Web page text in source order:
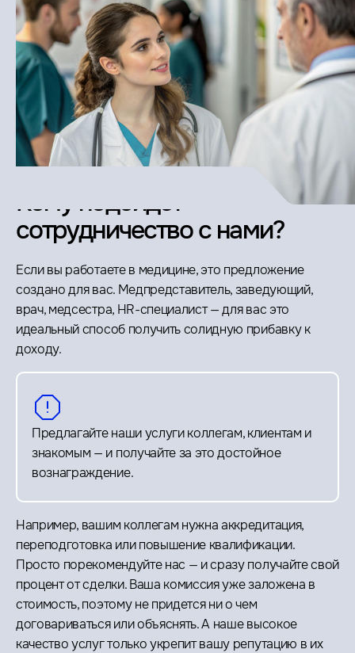
Кому подойдет
сотрудничество с нами?
Если вы работаете в медицине, это предложение
создано для вас. Медпредставитель, заведующий,
врач, медсестра, HR-специалист — для вас это
идеальный способ получить солидную прибавку к
доходу.
Предлагайте наши услуги коллегам, клиентам и
знакомым — и получайте за это достойное
вознаграждение.
Например, вашим коллегам нужна аккредитация,
переподготовка или повышение квалификации.
Просто порекомендуйте нас — и сразу получайте свой
процент от сделки. Ваша комиссия уже заложена в
стоимость, поэтому не придется ни о чем
договариваться или объяснять. А наше высокое
качество услуг только укрепит вашу репутацию в их